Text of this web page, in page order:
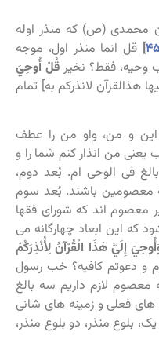
محمدی (ص) که منذر اوله
] قل انما منذر اول، موجه
وحیه، فقط؟ نخیر قُلْ أُوحِيَ
هذالقرآن لانذرکم به] تمام
این و من، واو من را عطف
من انذار کنم شما را و
فی الوحی ام. بُعد دوم،
معصومین باشند. بُعد سوم
معصوم اند که شورای فقها
که این ابعاد چهارگانه می
إِلَيَّ هَذَا الْقُرْآنُ لِأُنْذِرَكُمْ
دعوتم کافیه؟ خب رسول
لازم داریم سه بالغ
های فعلی و زمینه های شانی
بلوغ منذر، دو بلوغ منذر،